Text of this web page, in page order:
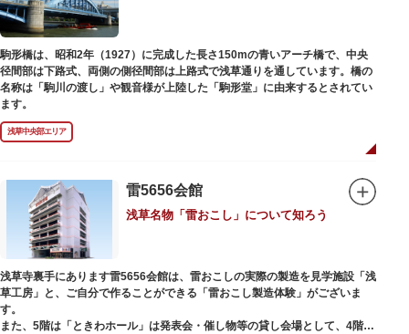
駒形橋は、昭和2年（1927）に完成した長さ150mの青いアーチ橋で、中央
径間部は下路式、両側の側径間部は上路式で浅草通りを通しています。橋の
名称は「駒川の渡し」や観音様が上陸した「駒形堂」に由来するとされてい
ます。
浅草中央部エリア
雷5656会館
浅草名物「雷おこし」について知ろう
浅草寺裏手にあります雷5656会館は、雷おこしの実際の製造を見学施設「浅
草工房」と、ご自分で作ることができる「雷おこし製造体験」がございま
す。
また、5階は「ときわホール」は発表会・催し物等の貸し会場として、4階は